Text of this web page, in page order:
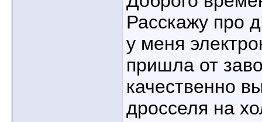
Расскажу про
у меня
пришла от
качественно
дросселя на